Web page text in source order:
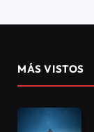
MÁS VISTOS